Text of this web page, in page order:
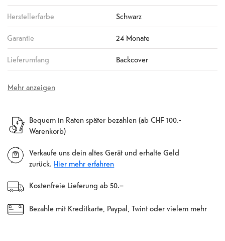
Herstellerfarbe Schwarz
Garantie 24 Monate
Lieferumfang Backcover
Mehr anzeigen
Bequem in Raten später bezahlen (ab CHF 100.-
Warenkorb)
Verkaufe uns dein altes Gerät und erhalte Geld
zurück. Hier mehr erfahren
Kostenfreie Lieferung ab 50.–
Bezahle mit Kreditkarte, Paypal, Twint oder vielem mehr